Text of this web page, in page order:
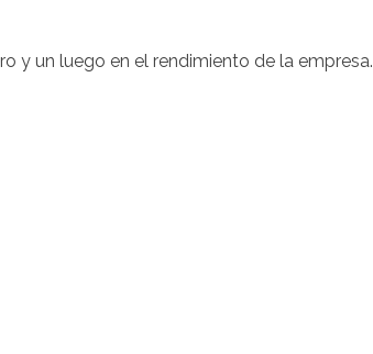
y un luego en el rendimiento de la empresa.